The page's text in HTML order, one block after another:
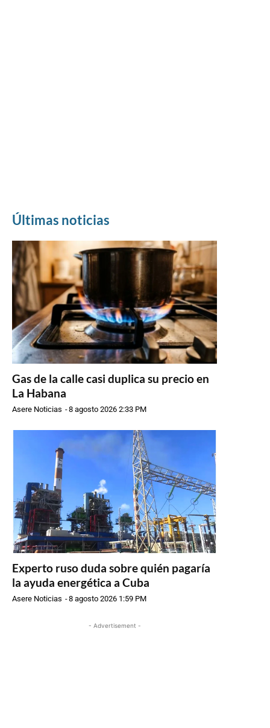
Últimas noticias
Gas de la calle casi duplica su precio en
La Habana
Asere Noticias -8 agosto 2026 2:33 PM
Experto ruso duda sobre quién pagaría
la ayuda energética a Cuba
Asere Noticias -8 agosto 2026 1:59 PM
- Advertisement -